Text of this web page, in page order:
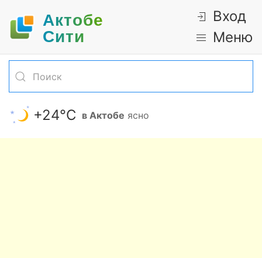
Актобе
Cити
Вход
Меню
+24°С в Актобе ясно